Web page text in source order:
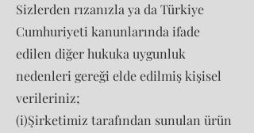
Sizlerden rızanızla ya da Türkiye
Cumhuriyeti kanunlarında ifade
edilen diğer hukuka uygunluk
nedenleri gereği elde edilmiş kişisel
verileriniz;
(i)Şirketimiz tarafından sunulan ürün